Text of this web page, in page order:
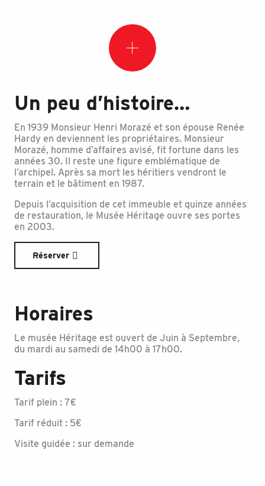
Un peu d’histoire…
En 1939 Monsieur Henri Morazé et son épouse Renée
Hardy en deviennent les propriétaires. Monsieur
Morazé, homme d’affaires avisé, fit fortune dans les
années 30. Il reste une figure emblématique de
l’archipel. Après sa mort les héritiers vendront le
terrain et le bâtiment en 1987.
Depuis l’acquisition de cet immeuble et quinze années
de restauration, le Musée Héritage ouvre ses portes
en 2003.
Réserver
Horaires
Le musée Héritage est ouvert de Juin à Septembre,
du mardi au samedi de 14h00 à 17h00.
Tarifs
Tarif plein : 7€
Tarif réduit : 5€
Visite guidée : sur demande